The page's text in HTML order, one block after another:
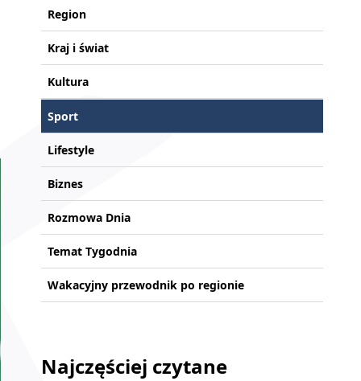
Region
Kraj i świat
Kultura
Sport
Lifestyle
Biznes
Rozmowa Dnia
Temat Tygodnia
Wakacyjny przewodnik po regionie
Najczęściej czytane